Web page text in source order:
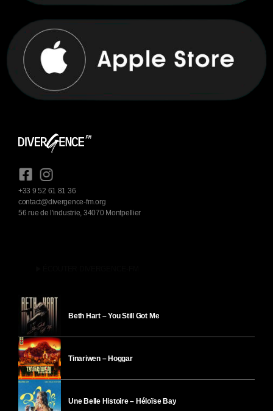
+33 9 52 61 81 36
contact@divergence-fm.org
56 rue de l'industrie, 34070 Montpellier
Beth Hart – You Still Got Me
Tinariwen – Hoggar
Une Belle Histoire – Héloïse Bay